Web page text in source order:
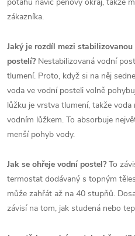
zákazníka.
Jaký je rozdíl mezi
postelí? Nestabilizovaná vodní
tlumení. Proto, když si na něj
voda ve vodní posteli volně
lůžku je vrstva tlumení, takže
vodním lůžkem. To absorbuje
menší pohyb vody.
Jak se ohřeje vodní postel?To
termostat dodávaný s topným
může zahřát až na 40 stupňů.
závisí na tom, jak studená nebo